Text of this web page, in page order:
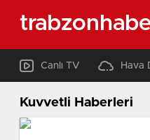
Canlı TV Hava
Kuvvetli Haberleri